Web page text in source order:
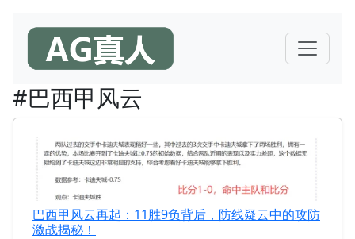
#巴西甲风云
巴西甲风云再起：11胜9负背后，防线疑云中的攻防
激战揭秘！